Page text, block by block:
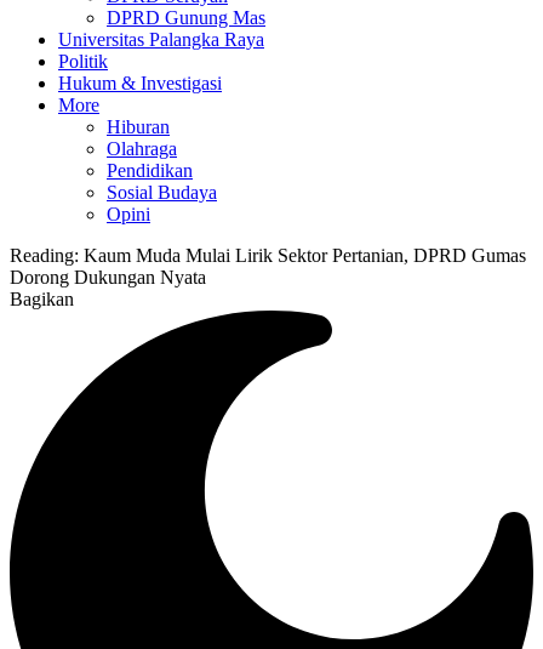
DPRD Gunung Mas
Universitas Palangka Raya
Politik
Hukum & Investigasi
More
Hiburan
Olahraga
Pendidikan
Sosial Budaya
Opini
Reading: Kaum Muda Mulai Lirik Sektor Pertanian, DPRD Gumas
Dorong Dukungan Nyata
Bagikan